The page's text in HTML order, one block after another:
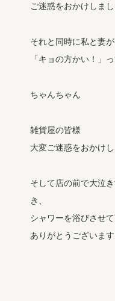
ご迷惑をおかけしまし
それと同時に私と妻が
「キョの方かい！」
ちゃんちゃん
雑貨屋の皆様
大変ご迷惑をおかけし
そして店の前で大泣
き、
シャワーを浴びさせ
ありがとうございます